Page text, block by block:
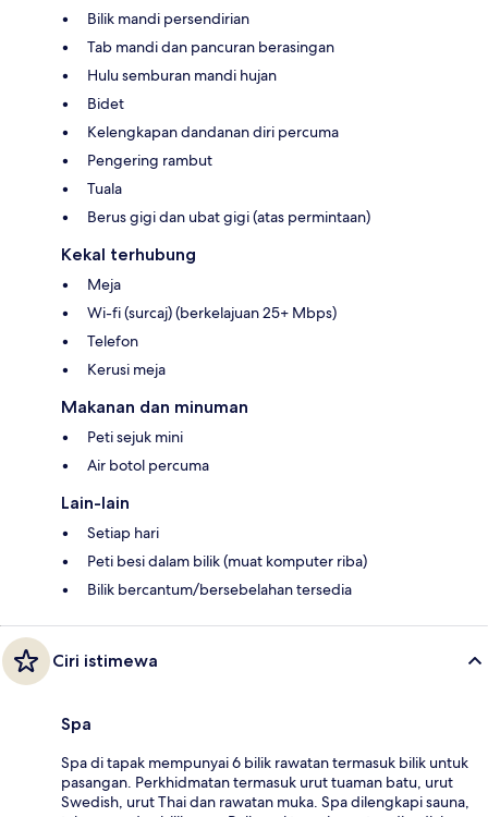
Bilik mandi persendirian
Tab mandi dan pancuran berasingan
Hulu semburan mandi hujan
Bidet
Kelengkapan dandanan diri percuma
Pengering rambut
Tuala
Berus gigi dan ubat gigi (atas permintaan)
Kekal terhubung
Meja
Wi-fi (surcaj) (berkelajuan 25+ Mbps)
Telefon
Kerusi meja
Makanan dan minuman
Peti sejuk mini
Air botol percuma
Lain-lain
Setiap hari
Peti besi dalam bilik (muat komputer riba)
Bilik bercantum/bersebelahan tersedia
Ciri istimewa
Spa
Spa di tapak mempunyai 6 bilik rawatan termasuk bilik untuk
pasangan. Perkhidmatan termasuk urut tuaman batu, urut
Swedish, urut Thai dan rawatan muka. Spa dilengkapi sauna,